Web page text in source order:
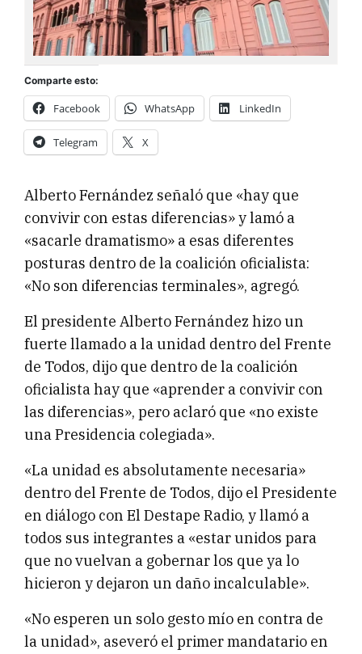
Comparte esto:
Facebook WhatsApp LinkedIn
Telegram X
Alberto Fernández señaló que «hay que
convivir con estas diferencias» y lamó a
«sacarle dramatismo» a esas diferentes
posturas dentro de la coalición oficialista:
«No son diferencias terminales», agregó.
El presidente Alberto Fernández hizo un
fuerte llamado a la unidad dentro del Frente
de Todos, dijo que dentro de la coalición
oficialista hay que «aprender a convivir con
las diferencias», pero aclaró que «no existe
una Presidencia colegiada».
«La unidad es absolutamente necesaria»
dentro del Frente de Todos, dijo el Presidente
en diálogo con El Destape Radio, y llamó a
todos sus integrantes a «estar unidos para
que no vuelvan a gobernar los que ya lo
hicieron y dejaron un daño incalculable».
«No esperen un solo gesto mío en contra de
la unidad», aseveró el primer mandatario en